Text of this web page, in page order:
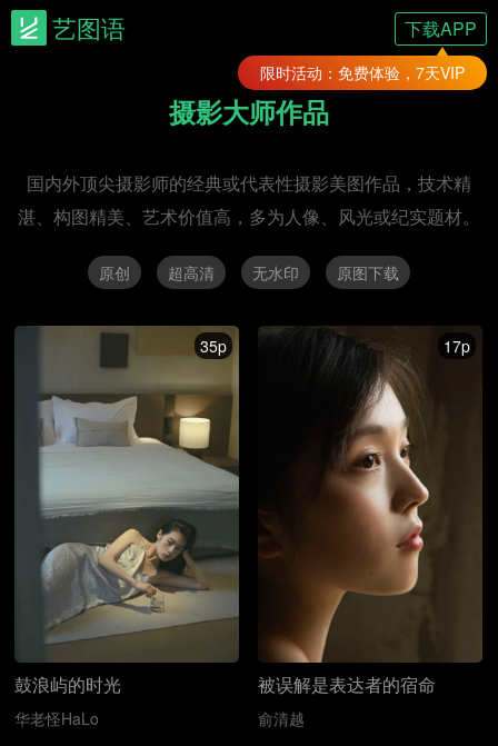
艺图语 下载APP
限时活动：免费体验，7天VIP
摄影大师作品
国内外顶尖摄影师的经典或代表性摄影美图作品，技术精
湛、构图精美、艺术价值高，多为人像、风光或纪实题材。
原创 超高清 无水印 原图下载
35p
鼓浪屿的时光
华老怪HaLo
17p
被误解是表达者的宿命
俞清越